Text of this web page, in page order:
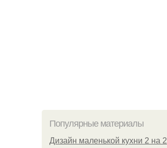
Популярные материалы
Дизайн маленькой кухни 2 на 2